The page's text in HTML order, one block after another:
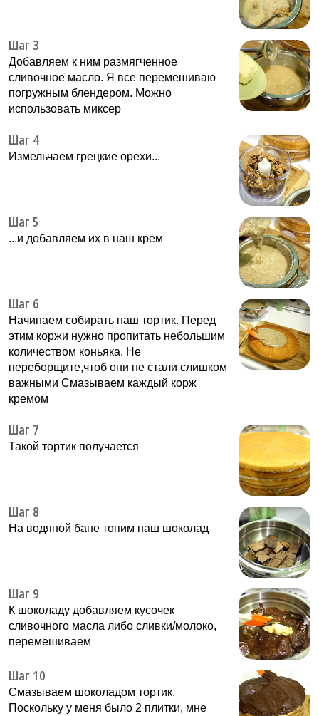
Шаг 3
Добавляем к ним размягченное
сливочное масло. Я все перемешиваю
погружным блендером. Можно
использовать миксер
Шаг 4
Измельчаем грецкие орехи...
Шаг 5
...и добавляем их в наш крем
Шаг 6
Начинаем собирать наш тортик. Перед
этим коржи нужно пропитать небольшим
количеством коньяка. Не
переборщите,чтоб они не стали слишком
важными Смазываем каждый корж
кремом
Шаг 7
Такой тортик получается
Шаг 8
На водяной бане топим наш шоколад
Шаг 9
К шоколаду добавляем кусочек
сливочного масла либо сливки/молоко,
перемешиваем
Шаг 10
Смазываем шоколадом тортик.
Поскольку у меня было 2 плитки, мне